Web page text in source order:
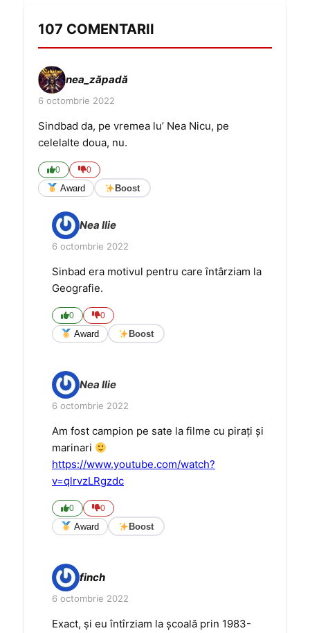
107 COMENTARII
nea_zăpadă
6 octombrie 2022
Sindbad da, pe vremea lu’ Nea Nicu, pe
celelalte doua, nu.
0 0
Award Boost
Nea Ilie
6 octombrie 2022
Sinbad era motivul pentru care întârziam la
Geografie.
0 0
Award Boost
Nea Ilie
6 octombrie 2022
Am fost campion pe sate la filme cu pirați și
marinari
https://www.youtube.com/watch?
v=qlrvzLRgzdc
0 0
Award Boost
finch
6 octombrie 2022
Exact, și eu întîrziam la școală prin 1983-